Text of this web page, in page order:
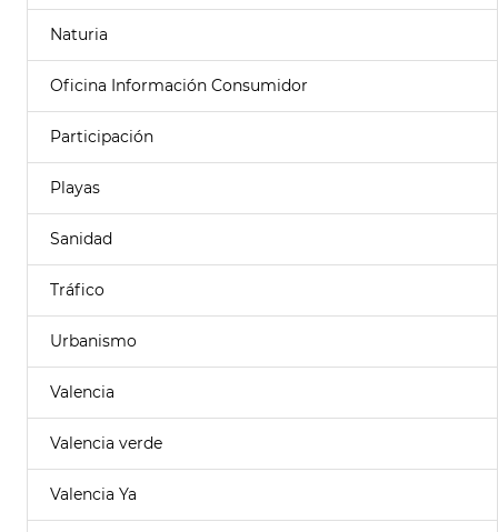
Naturia
Oficina Información Consumidor
Participación
Playas
Sanidad
Tráfico
Urbanismo
Valencia
Valencia verde
Valencia Ya